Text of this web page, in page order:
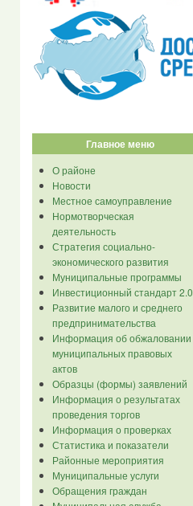
Главное меню
О районе
Новости
Местное самоуправление
Нормотворческая
деятельность
Стратегия социально-
экономического развития
Муниципальные программы
Инвестиционный стандарт 2.0
Развитие малого и среднего
предпринимательства
Информация об обжаловании
муниципальных правовых
актов
Образцы (формы) заявлений
Информация о результатах
проведения торгов
Информация о проверках
Статистика и показатели
Районные мероприятия
Муниципальные услуги
Обращения граждан